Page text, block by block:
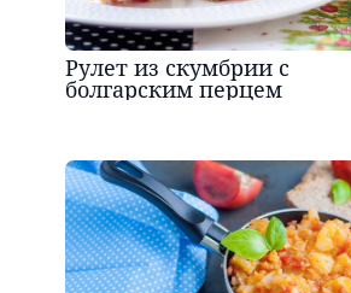
Рулет из скумбрии с
болгарским перцем